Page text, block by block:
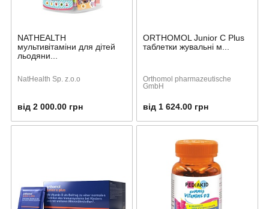
NATHEALTH
мультивітаміни для дітей
льодяни...
NatHealth Sp. z.o.o
від 2 000.00 грн
ORTHOMOL Junior C Plus
таблетки жувальні м...
Orthomol pharmazeutische
GmbH
від 1 624.00 грн